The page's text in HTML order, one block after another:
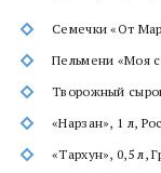
Семечки «От
Пельмени «Моя
Творожный
«Нарзан», 1 л,
«Тархун», 0,5 л,